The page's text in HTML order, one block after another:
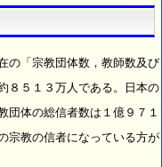
の「宗教団体数，教師数及び
８５１３万人である。日本の
体の総信者数は１億９７１
宗教の信者になっている方が